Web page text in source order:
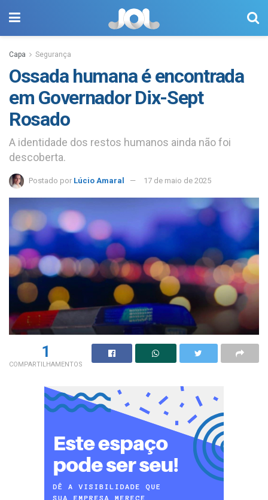
Capa Segurança
Ossada humana é encontrada
em Governador Dix-Sept
Rosado
A identidade dos restos humanos ainda não foi
descoberta.
Postado por Lúcio Amaral 17 de maio de 2025
1
COMPARTILHAMENTOS